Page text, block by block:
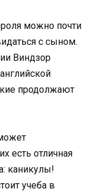
можно почти
с сыном.
Виндзор
продолжают
есть отличная
каникулы!
учеба в